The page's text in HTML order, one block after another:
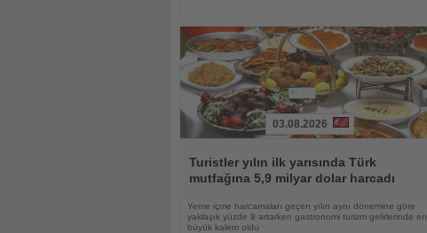
Oku
03.08.2026
Turistler yılın ilk yarısında Türk
mutfağına 5,9 milyar dolar harcadı
Yeme içme harcamaları geçen yılın aynı dönemine göre
yaklaşık yüzde 9 artarken gastronomi turizm gelirlerinde en
büyük kalem oldu